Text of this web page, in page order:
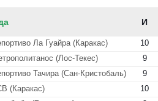
объяснил,
Мостовой
систему роста
И
Ла Гуайра (Каракас) 10
(Лос-Текес) 9
Тачира (Сан-Кристобаль) 9
(Каракас) 10